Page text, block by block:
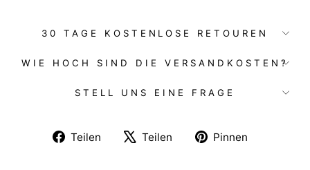
30 TAGE KOSTENLOSE RETOUREN
WIE HOCH SIND DIE VERSANDKOSTEN?
STELL UNS EINE FRAGE
Teilen
Auf
Teilen
Auf
Pinnen